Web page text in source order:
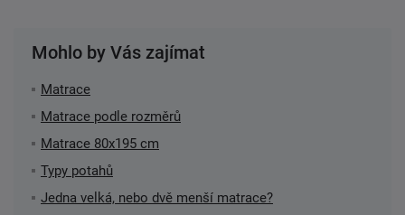
Mohlo by Vás zajímat
Matrace
Matrace podle rozměrů
Matrace 80x195 cm
Typy potahů
Jedna velká, nebo dvě menší matrace?